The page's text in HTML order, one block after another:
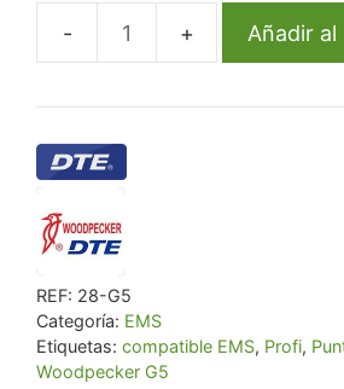
Punta
Woodpecker
Añadir
REF: 28-G5
Categoría: EMS
Etiquetas: compatible EMS, Profi,
Woodpecker G5